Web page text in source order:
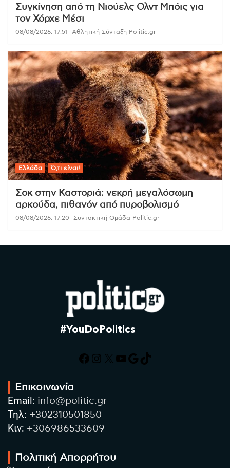
Συγκίνηση από τη Νιούελς Ολντ Μπόις για
τον Χόρχε Μέσι
08/08/2026, 17:51 Αθλητική Σύνταξη Politic.gr
Ελλάδα Ό,τι είναι!
Σοκ στην Καστοριά: νεκρή μεγαλόσωμη
αρκούδα, πιθανόν από πυροβολισμό
08/08/2026, 17:20 Συντακτική Ομάδα Politic.gr
#YouDoPolitics
Facebook
Instagram
X YouTube
Google
TikTok
Επικοινωνία
Email: info@politic.gr
Τηλ: +302310501850
Κιν: +306986533609
Πολιτική Απορρήτου